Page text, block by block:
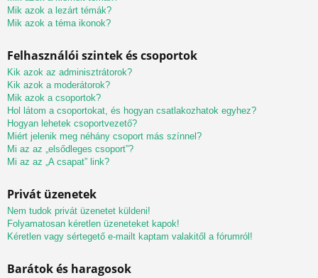
Mik azok a lezárt témák?
Mik azok a téma ikonok?
Felhasználói szintek és csoportok
Kik azok az adminisztrátorok?
Kik azok a moderátorok?
Mik azok a csoportok?
Hol látom a csoportokat, és hogyan csatlakozhatok egyhez?
Hogyan lehetek csoportvezető?
Miért jelenik meg néhány csoport más színnel?
Mi az az „elsődleges csoport”?
Mi az az „A csapat” link?
Privát üzenetek
Nem tudok privát üzenetet küldeni!
Folyamatosan kéretlen üzeneteket kapok!
Kéretlen vagy sértegető e-mailt kaptam valakitől a fórumról!
Barátok és haragosok